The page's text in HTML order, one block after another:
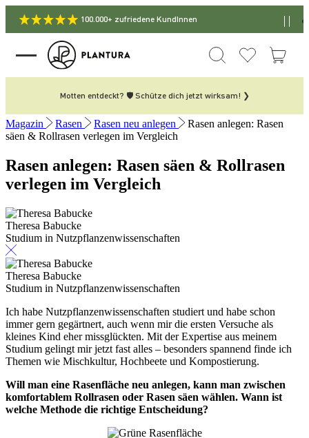
100.000+ zufriedene KundInnen
Motten entdeckt? 🛡️ Schütze dich jetzt wirksam! ❯
Magazin Rasen Rasen neu anlegen
Rasen anlegen: Rasen
säen & Rollrasen verlegen im Vergleich
Rasen anlegen: Rasen säen & Rollrasen
verlegen im Vergleich
Theresa Babucke
Studium in Nutzpflanzenwissenschaften
Theresa Babucke
Studium in Nutzpflanzenwissenschaften
Ich habe Nutzpflanzenwissenschaften studiert und habe schon
immer gern gegärtnert, auch wenn mir die ersten Versuche als
kleines Kind eher missglückten. Mit der Expertise aus meinem
Studium gelingt mir jetzt fast alles – besonders spannend finde ich
Themen wie Mischkultur, Hochbeete und Kompostierung.
Will man eine Rasenfläche neu anlegen, kann man zwischen
komfortablem Rollrasen oder Rasen säen wählen. Wann ist
welche Methode die richtige Entscheidung?